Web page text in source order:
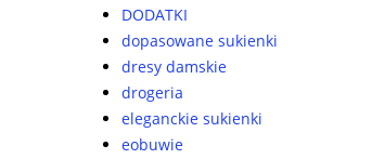
DODATKI
dopasowane sukienki
dresy damskie
drogeria
eleganckie sukienki
eobuwie